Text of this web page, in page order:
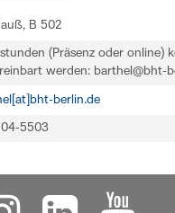
B 502
(Präsenz oder online)
werden: barthel@bht-
berlin.de
5503